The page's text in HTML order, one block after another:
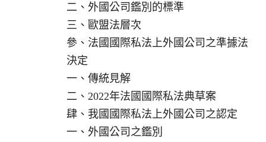
二、外國公司鑑別的標準
三、歐盟法層次
參、法國國際私法上外國公司之準據法
決定
一、傳統見解
二、2022年法國國際私法典草案
肆、我國國際私法上外國公司之認定
一、外國公司之鑑別